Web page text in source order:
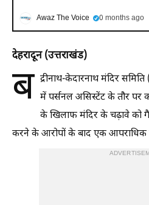
Awaz The Voice 0 months ago
देहरादून (उत्तराखंड)
ब द्रीनाथ-केदारनाथ मंदिर
में पर्सनल असिस्टेंट के तौर पर
के खिलाफ मंदिर के चढ़ावे को
करने के आरोपों के बाद एक आपराधिक